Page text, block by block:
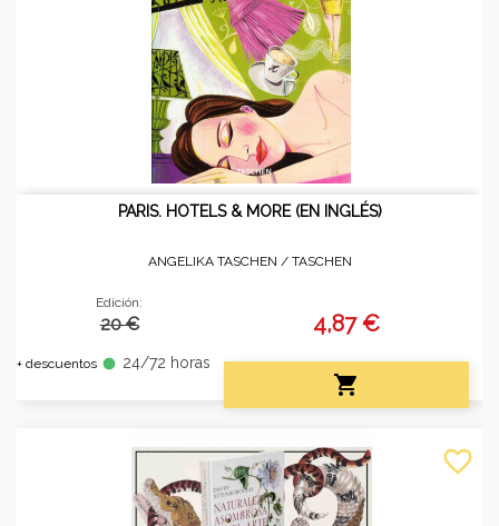
PARIS. HOTELS & MORE (EN INGLÉS)
ANGELIKA TASCHEN / TASCHEN
Edición:
20 €
+ descuentos fiber_manual_record 24/72 horas
4,87 €

favorite_border